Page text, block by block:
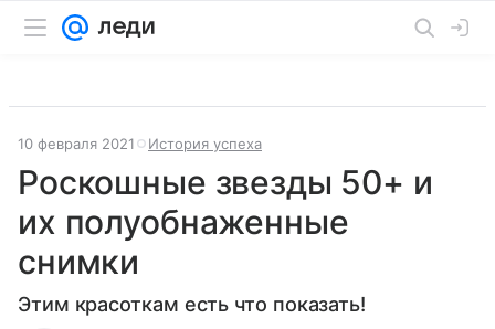
10 февраля 2021 История успеха
Роскошные звезды 50+ и
их полуобнаженные
снимки
Этим красоткам есть что показать!